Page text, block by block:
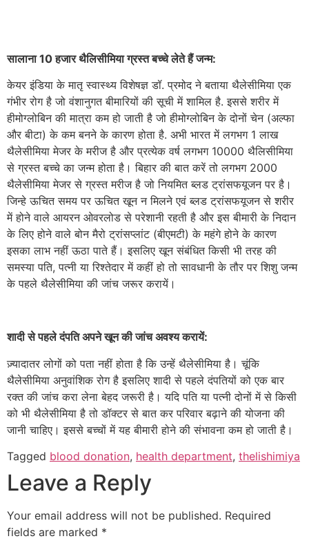
सालाना 10 हजार थैलिसीमिया ग्रस्त बच्चे लेते हैं जन्म:
केयर इंडिया के मातृ स्वास्थ्य विशेषज्ञ डॉ. प्रमोद ने बताया थैलेसीमिया एक
गंभीर रोग है जो वंशानुगत बीमारियों की सूची में शामिल है. इससे शरीर में
हीमोग्लोबिन की मात्रा कम हो जाती है जो हीमोग्लोबिन के दोनों चेन (अल्फा
और बीटा) के कम बनने के कारण होता है. अभी भारत में लगभग 1 लाख
थैलेसीमिया मेजर के मरीज है और प्रत्येक वर्ष लगभग 10000 थैलिसीमिया
से ग्रस्त बच्चे का जन्म होता है। बिहार की बात करें तो लगभग 2000
थैलेसीमिया मेजर से ग्रस्त मरीज है जो नियमित ब्लड ट्रांसफयूजन पर है।
जिन्हे ऊचित समय पर ऊचित खून न मिलने एवं ब्लड ट्रांसफयूजन से शरीर
में होने वाले आयरन ओवरलोड से परेशानी रहती है और इस बीमारी के निदान
के लिए होने वाले बोन मैरो ट्रांसप्लांट (बीएमटी) के महंगे होने के कारण
इसका लाभ नहीं ऊठा पाते हैं। इसलिए खून संबंधित किसी भी तरह की
समस्या पति, पत्नी या रिश्तेदार में कहीं हो तो सावधानी के तौर पर शिशु जन्म
के पहले थैलेसीमिया की जांच जरूर करायें।
शादी से पहले दंपति अपने खून की जांच अवश्य करायें:
ज़्यादातर लोगों को पता नहीं होता है कि उन्हें थैलेसीमिया है। चूंकि
थैलेसीमिया अनुवांशिक रोग है इसलिए शादी से पहले दंपतियों को एक बार
रक्त की जांच करा लेना बेहद जरूरी है। यदि पति या पत्नी दोनों में से किसी
को भी थैलेसीमिया है तो डॉक्टर से बात कर परिवार बढ़ाने की योजना की
जानी चाहिए। इससे बच्चों में यह बीमारी होने की संभावना कम हो जाती है।
Tagged blood donation, health department, thelishimiya
Leave a Reply
Your email address will not be published. Required
fields are marked *